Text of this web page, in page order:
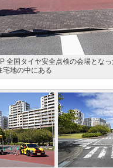
全国タイヤ安全点検の会場とな
宅地の中にある